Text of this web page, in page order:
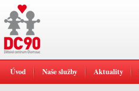
Úvod Naše služby Aktuality